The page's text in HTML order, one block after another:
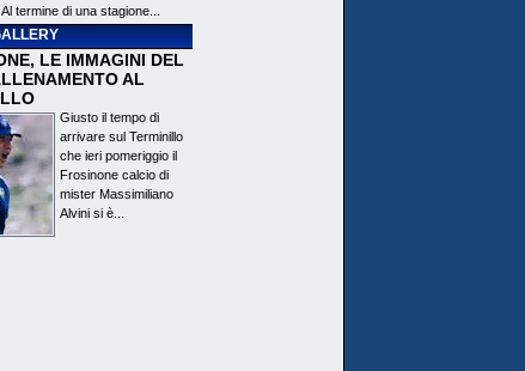
termine di una stagione...
LE IMMAGINI DEL
AL
Giusto il tempo di
arrivare sul Terminillo
che ieri pomeriggio il
Frosinone calcio di
mister Massimiliano
Alvini si è...